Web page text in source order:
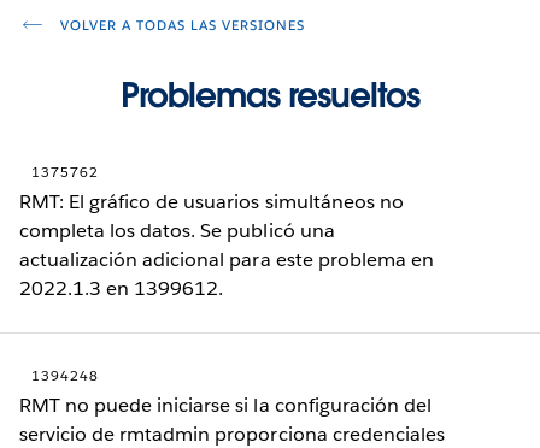
VOLVER A TODAS LAS VERSIONES
Problemas resueltos
1375762
RMT: El gráfico de usuarios simultáneos no
completa los datos. Se publicó una
actualización adicional para este problema en
2022.1.3 en 1399612.
1394248
RMT no puede iniciarse si la configuración del
servicio de rmtadmin proporciona credenciales